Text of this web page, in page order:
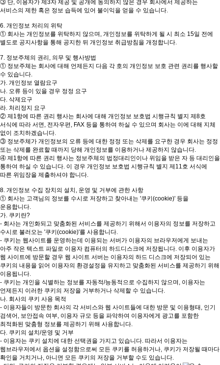
064-751-6661
제주특별자치도 제주시 신광로 20, 1층(연동)
064-712-6687
에이바우트커피 선유도점
02-2068-2555
에이바우트커피 전주하가점
전북 전주시 덕진구 가련산로 27, 1층
0507-0284-4014
에이바우트커피뷰 하귀포구점
제주특별자치도 제주시 애월읍 하귀12길 21-2, 1,2,3층
064-711-5558
에이바우트 스타디움
제주특별자치도 제주시 거로남4길 57-15(화북이동)
064-721-7771
에이바우트커피뷰 강정점
제주특별자치도 서귀포시 선반로 65번길 37-31(강정동)
064-738-5856
에이바우트커피 도련점
제주특별자치도 제주시 건주로3길 11, 1층(도련일동)
064-727-8222
제주특별자치도 제주시 고마로 45, 1층(일도이동, 인화빌딩)
064-755-3378
에이바우트커피 제대후문점
제주특별자치도 제주시 산천단동2길 16(아라일동)
064-757-3399
에이바우트커피 중문점
제주특별자치도 서귀포시 천제연로 184(중문동)
064-738-2300
에이바우트커피 한라수목원점
제주특별자치도 제주시 수목원길 35. 1층(연동)
064-711-2212
에이바우트커피 연동신시가지점
제주특별자치도 제주시 국기로 36, 1층 101호(연동)
064-742-2233
에이바우트커피 천안터미널점
충남 천안시 동남구 신부동 461-13
041-557-2226
에이바우트커피 한라도서관점
제주특별자치도 제주시 오남로 208, 2층(오라이동)
064-749-4777
에이바우트커피 익산영등점
전북 익산시 하나로 455-1, 1층(영등동)
063-836-7666
③ 단, 이용자가 제3자 제공 및 공개에 동의하지 않은 경우 회사에서 제공하는
서비스의 제한 혹은 정보 습득에 있어 불이익을 얻을 수 있습니다.
6. 개인정보 처리의 위탁
① 회사는 개인정보를 위탁하지 않으며, 개인정보를 위탁하게 될 시 최소 15일 전에
별도로 공지사항을 통해 공지한 뒤 개인정보 취급방침을 개정합니다.
7. 정보주체의 권리, 의무 및 행사방법
① 정보주체는 회사에 대해 언제든지 다음 각 호의 개인정보 보호 관련 권리를 행사할
수 있습니다.
가. 개인정보 열람요구
나. 오류 등이 있을 경우 정정 요구
다. 삭제요구
라. 처리정지 요구
② 제1항에 따른 권리 행사는 회사에 대해 개인정보 보호법 시행규칙 별지 제8호
서식에 따라 서면, 전자우편, FAX 등을 통하여 하실 수 있으며 회사는 이에 대해 지체
없이 조치하겠습니다.
③ 정보주체가 개인정보의 오류 등에 대한 정정 또는 삭제를 요구한 경우 회사는 정정
또는 삭제를 완료할 때까지 당해 개인정보를 이용하거나 제공하지 않습니다.
④ 제1항에 따른 권리 행사는 정보주체의 법정대리인이나 위임을 받은 자 등 대리인을
통하여 하실 수 있습니다. 이 경우 개인정보 보호법 시행규칙 별지 제11호 서식에
따른 위임장을 제출하셔야 합니다.
8. 개인정보 수집 장치의 설치, 운영 및 거부에 관한 사항
① 회사는 고객님의 정보를 수시로 저장하고 찾아내는 '쿠키(cookie)' 등을
운용합니다.
가. 쿠키란?
- 회사는 개인화되고 맞춤화된 서비스를 제공하기 위해서 이용자의 정보를 저장하고
수시로 불러오는 '쿠키(cookie)'를 사용합니다.
- 쿠키는 웹사이트를 운영하는데 이용되는 서버가 이용자의 브라우저에게 보내는
아주 작은 텍스트 파일로 이용자 컴퓨터의 하드디스크에 저장됩니다. 이후 이용자가
웹 사이트에 방문할 경우 웹 사이트 서버는 이용자의 하드 디스크에 저장되어 있는
쿠키의 내용을 읽어 이용자의 환경설정을 유지하고 맞춤화된 서비스를 제공하기 위해
이용됩니다.
- 쿠키는 개인을 식별하는 정보를 자동적/능동적으로 수집하지 않으며, 이용자는
언제든지 이러한 쿠키의 저장을 거부하거나 삭제할 수 있습니다.
나. 회사의 쿠키 사용 목적
- 이용자들이 방문한 회사의 각 서비스와 웹 사이트들에 대한 방문 및 이용형태, 인기
검색어, 보안접속 여부, 이용자 규모 등을 파악하여 이용자에게 광고를 포함한
최적화된 맞춤형 정보를 제공하기 위해 사용합니다.
다. 쿠키의 설치/운영 및 거부
- 이용자는 쿠키 설치에 대한 선택권을 가지고 있습니다. 따라서 이용자는
웹브라우저에서 옵션을 설정함으로써 모든 쿠키를 허용하거나, 쿠키가 저장될 때마다
확인을 거치거나, 아니면 모든 쿠키의 저장을 거부할 수도 있습니다.